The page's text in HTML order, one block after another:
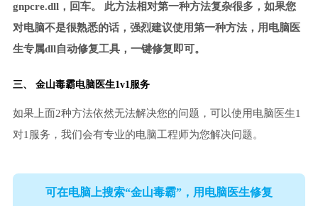
gnpcre.dll，回车。 此方法相对第一种方法复杂很多，如果您
对电脑不是很熟悉的话，强烈建议使用第一种方法，用电脑医
生专属dll自动修复工具，一键修复即可。
三、 金山毒霸电脑医生1v1服务
如果上面2种方法依然无法解决您的问题，可以使用电脑医生1
对1服务，我们会有专业的电脑工程师为您解决问题。
可在电脑上搜索“金山毒霸”，用电脑医生修复